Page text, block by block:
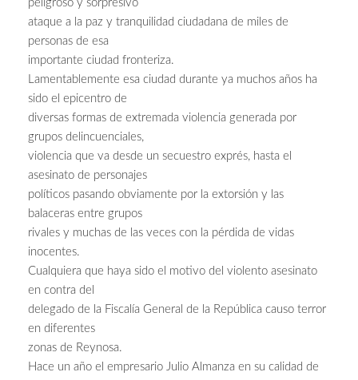
peligroso y sorpresivo
ataque a la paz y tranquilidad ciudadana de miles de
personas de esa
importante ciudad fronteriza.
Lamentablemente esa ciudad durante ya muchos años ha
sido el epicentro de
diversas formas de extremada violencia generada por
grupos delincuenciales,
violencia que va desde un secuestro exprés, hasta el
asesinato de personajes
políticos pasando obviamente por la extorsión y las
balaceras entre grupos
rivales y muchas de las veces con la pérdida de vidas
inocentes.
Cualquiera que haya sido el motivo del violento asesinato
en contra del
delegado de la Fiscalía General de la República causo terror
en diferentes
zonas de Reynosa.
Hace un año el empresario Julio Almanza en su calidad de